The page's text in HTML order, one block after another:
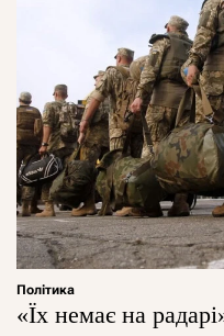
Політика
«Їх немає на